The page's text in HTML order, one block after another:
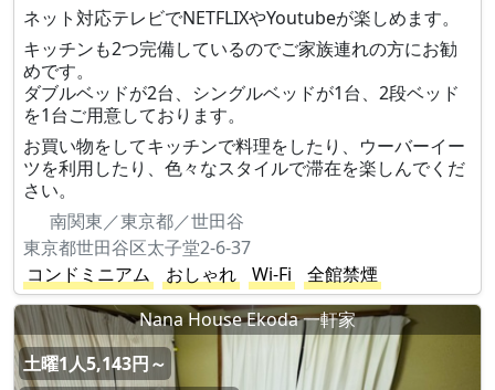
ネット対応テレビでNETFLIXやYoutubeが楽しめます。
キッチンも2つ完備しているのでご家族連れの方にお勧
めです。
ダブルベッドが2台、シングルベッドが1台、2段ベッド
を1台ご用意しております。
お買い物をしてキッチンで料理をしたり、ウーバーイー
ツを利用したり、色々なスタイルで滞在を楽しんでくだ
さい。
南関東／東京都／世田谷
東京都世田谷区太子堂2-6-37
コンドミニアム
おしゃれ Wi-Fi
全館禁煙
Nana House Ekoda 一軒家
土曜1人5,143円～